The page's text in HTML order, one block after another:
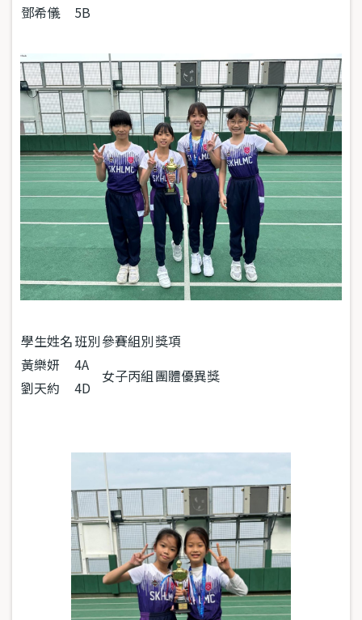
鄧希儀
5B
學生姓名班別參賽組別獎項
黃樂妍
4A
女子丙組團體優異獎
劉天約 4D